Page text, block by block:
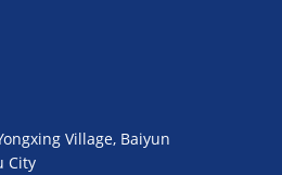
Village, Baiyun
City